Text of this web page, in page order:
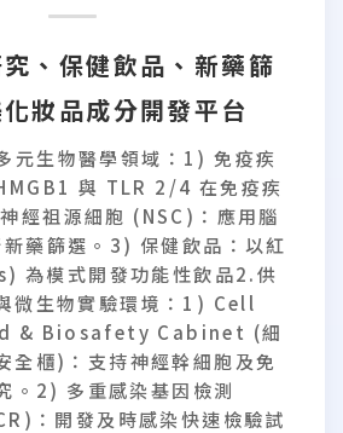
、保健飲品、新藥篩
妝品成分開發平台
元生物醫學領域：1) 免疫疾
與 TLR 2/4 在免疫疾
經祖源細胞 (NSC)：應用腦
藥篩選。3) 保健飲品：以紅
為模式開發功能性飲品2.供
微生物實驗環境：1) Cell
& Biosafety Cabinet (細
全櫃)：支持神經幹細胞及免
。2) 多重感染基因檢測
：開發及時感染快速檢驗試